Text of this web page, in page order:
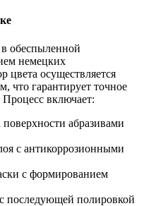
обеспыленной
немецких
цвета осуществляется
что гарантирует точное
Процесс включает:
абразивами
с антикоррозионными
с формированием
последующей полировкой